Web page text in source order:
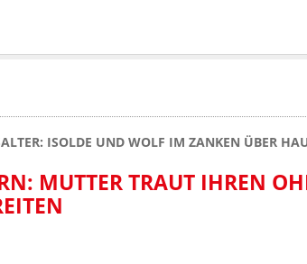
ISOLDE UND WOLF IM ZANKEN ÜBER
MUTTER TRAUT IHREN